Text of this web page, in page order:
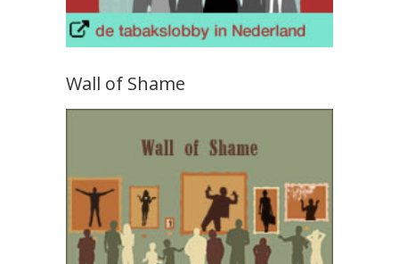
Wall of Shame